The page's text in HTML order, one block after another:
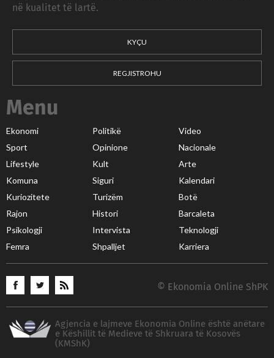
në kualitet të lartë.
KYÇU
REGJISTROHU
Menu
Ekonomi Politikë
Video
Sport
Opinione
Nacionale
Lifestyle
Kult
Arte
Komuna
Siguri
Kalendari
Kuriozitete
Turizëm
Botë
Rajon
Histori
Barcaleta
Psikologji
Intervista
Teknologji
Femra
Shpalljet Karriera
© Ekonomia Online ShPK
Agjencia e lajmeve Ekonomia Online është anëtare
e Këshillit të Medieve të Shkruara të Kosovës
(KMShK)